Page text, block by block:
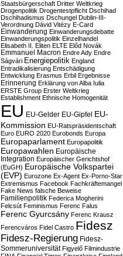
Staatsbürgerschaft Dritter Weltkrieg
Drogenpolitik Drogentestpflicht Dschihad
Dschihadismus Dschungel Dublin-III-
Verordnung Dávid Vitézy E-Card
Einwanderung Einwanderungsdebatte
Einwanderungspolitik Einzelhandel
Elisabeth II. Eliten ELTE Előd Novák
Emmanuel Macron Endre Ady Endre
Ságvári Energiepolitik England
Entradikalisierung Entschädigung
Entwicklung Erasmus Erbil Ergebnisse
Erinnerung Erklärung von Alba Iulia
ERSTE Group Erster Weltkrieg
Establishment Ethnische Homogenität
EU EU-Gelder EU-Gipfel EU-
Kommission EU-Ratspräsidentschaft
Euro EURO 2020 Eurobonds Europa
Europaparlament Europapolitik
Europawahlen Europäische
Integration Europäischer Gerichtshof
(EuGH) Europäische Volkspartei
(EVP) Eurozone Ex-Agent Ex-Porno-Star
Extremismus Facebook Fachkräftemangel
Fake News falsche Beweise
Familienpolitik Federica Mogherini
Felcsút Feminismus Ferenc Falus
Ferenc Gyurcsány Ferenc Krausz
Ferencváros Fidel Castro Fidesz
Fidesz-Regierung Fidesz-
Sommeruniversität Figyelő Filmindustrie